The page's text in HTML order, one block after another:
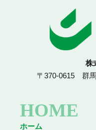
株
〒370-0615 群
HOME
ホーム